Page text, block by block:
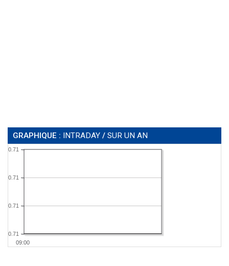
GRAPHIQUE : INTRADAY / SUR UN AN
09:00
0.71
0.71
0.71
0.71